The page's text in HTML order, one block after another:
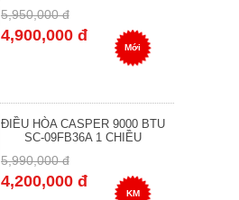
5,950,000 đ
4,900,000 đ
Mới
ĐIỀU HÒA CASPER 9000 BTU
SC-09FB36A 1 CHIỀU
5,990,000 đ
4,200,000 đ
KM